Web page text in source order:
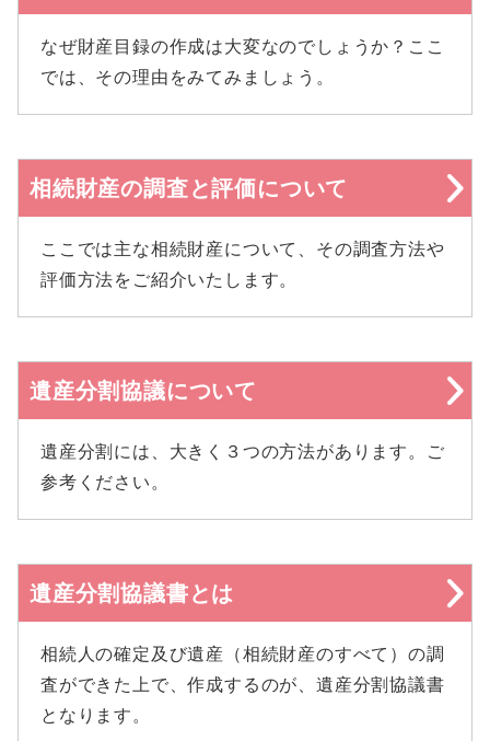
なぜ財産目録の作成は大変なのでしょうか？ここ
では、その理由をみてみましょう。
相続財産の調査と評価について
ここでは主な相続財産について、その調査方法や
評価方法をご紹介いたします。
遺産分割協議について
遺産分割には、大きく３つの方法があります。ご
参考ください。
遺産分割協議書とは
相続人の確定及び遺産（相続財産のすべて）の調
査ができた上で、作成するのが、遺産分割協議書
となります。